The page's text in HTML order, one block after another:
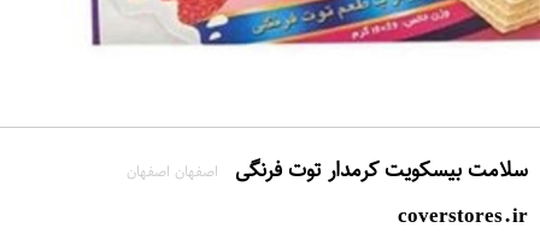
سلامت بیسکویت کرمدار توت فرنگی اصفهان اصفهان
coverstores.ir